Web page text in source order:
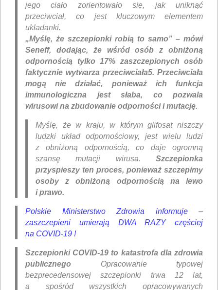
jego ciało zorientowało się, jak uniknąć
przeciwciał, co jest kluczowym elementem
układanki.
„Myślę, że szczepionki robią to samo” – mówi
Seneff, dodając, że wśród osób z obniżoną
odpornością tylko 17% zaszczepionych osób
faktycznie wytwarza przeciwciała5. Przeciwciała
mogą nie działać, ponieważ ich funkcja
immunologiczna jest słaba, co pozwala
wirusowi na zbudowanie odporności i mutację.
Myślę, że w kraju, w którym glifosat niszczy
ludzki układ odpornościowy, jest wielu ludzi
z obniżoną odpornością, co daje ogromną
szansę mutacji wirusa. Szczepionka
przyspieszy ten proces, ponieważ szczepimy
osoby z obniżoną odpornością na lewo
i prawo.
Polskie Ministerstwo Zdrowia informuje –
zaszczepieni umierają DWA RAZY częściej
na COVID-19 !
Szczepionki COVID-19 to katastrofa dla zdrowia
publicznego Opracowanie typowej
bezprecedensowej szczepionki trwa 12 lat,
a spośród wszystkich opracowywanych